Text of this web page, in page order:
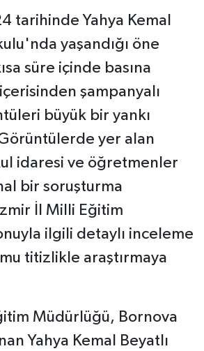
tarihinde Yahya Kemal
yaşandığı öne
süre içinde basına
şampanyalı
büyük bir yankı
Görüntülerde yer alan
idaresi ve öğretmenler
bir soruşturma
İl Milli Eğitim
ilgili detaylı inceleme
titizlikle araştırmaya
Müdürlüğü, Bornova
Yahya Kemal Beyatlı